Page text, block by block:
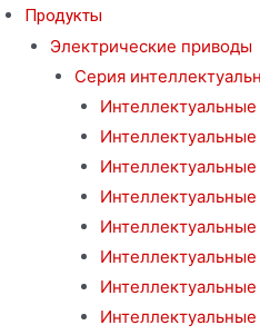
Продукты
Электрические приводы
Серия